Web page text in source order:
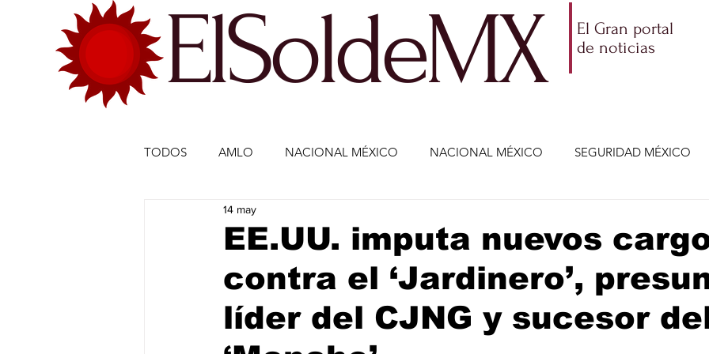
ElSoldeMX
El Gran portal
de noticias
TODOS AMLO NACIONAL MÉXICO NACIONAL MÉXICO SEGURIDAD MÉXICO
ECONOMÍA MÉXICO
DEPORTES DEPORTES CIENCIA Y TECNOLOGÍA ENTRETENIMIENTO VIDA
ENTRETENIMIENTO
EE.UU. imputa nuevos
contra el ‘Jardinero’,
líder del CJNG y sucesor
14 may